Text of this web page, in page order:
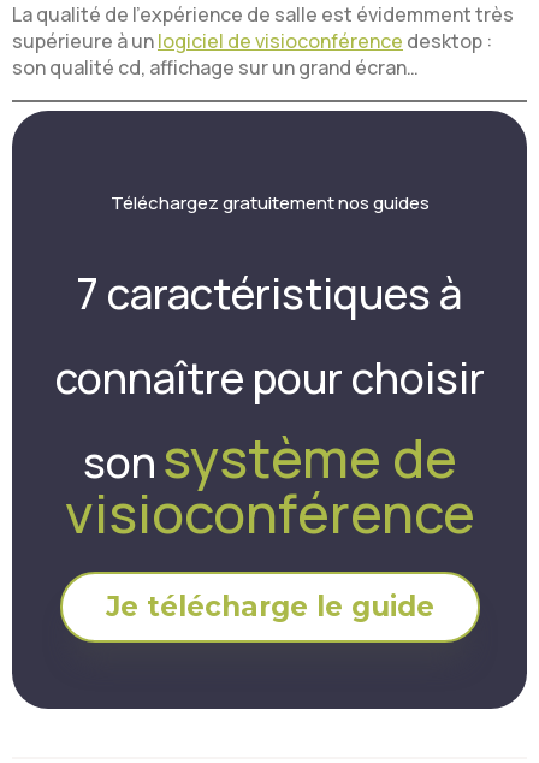
La qualité de l’expérience de salle est évidemment très
supérieure à unlogiciel de visioconférence desktop :
son qualité cd, affichage sur un grand écran…
Téléchargez gratuitement nos guides
7 caractéristiques à
connaître pour choisir
sonsystème de
visioconférence
Je télécharge le guide